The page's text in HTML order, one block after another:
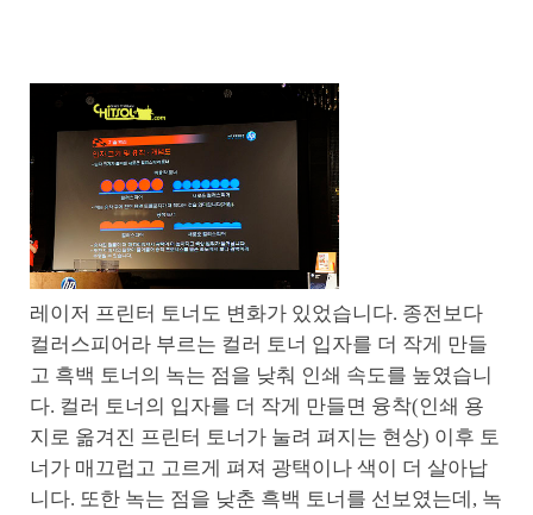
레이저 프린터 토너도 변화가 있었습니다. 종전보다
컬러스피어라 부르는 컬러 토너 입자를 더 작게 만들
고 흑백 토너의 녹는 점을 낮춰 인쇄 속도를 높였습니
다. 컬러 토너의 입자를 더 작게 만들면 융착(인쇄 용
지로 옮겨진 프린터 토너가 눌려 펴지는 현상) 이후 토
너가 매끄럽고 고르게 펴져 광택이나 색이 더 살아납
니다. 또한 녹는 점을 낮춘 흑백 토너를 선보였는데, 녹